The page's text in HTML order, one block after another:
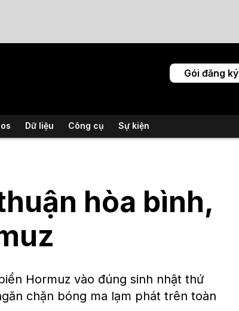
Gói đăng ký
Dữ liệu Công cụ Sự kiện
hòa bình,
Hormuz vào đúng sinh nhật thứ
chặn bóng ma lạm phát trên toàn